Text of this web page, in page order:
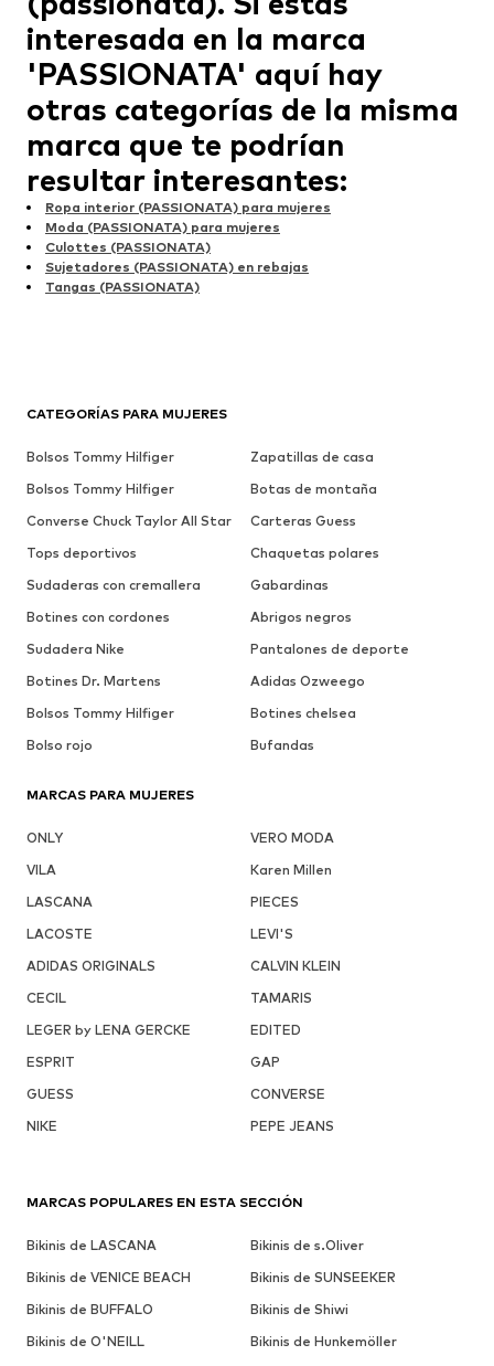
CATEGORÍAS PARA MUJERES
Bolsos Tommy Hilfiger
Zapatillas de casa
Bolsos Tommy Hilfiger
Botas de montaña
Converse Chuck Taylor All Star
Carteras Guess
Tops deportivos
Chaquetas polares
Sudaderas con cremallera
Gabardinas
Botines con cordones
Abrigos negros
Sudadera Nike
Pantalones de deporte
Botines Dr. Martens
Adidas Ozweego
Bolsos Tommy Hilfiger
Botines chelsea
Bolso rojo
Bufandas
MARCAS PARA MUJERES
ONLY
VERO MODA
VILA
Karen Millen
LASCANA
PIECES
LACOSTE
LEVI'S
ADIDAS ORIGINALS
CALVIN KLEIN
CECIL
TAMARIS
LEGER by LENA GERCKE
EDITED
ESPRIT
GAP
GUESS
CONVERSE
NIKE
PEPE JEANS
interesada en la marca
'PASSIONATA' aquí hay
otras categorías de la misma
marca que te podrían
resultar interesantes:
Ropa interior (PASSIONATA) para mujeres
Moda (PASSIONATA) para mujeres
Culottes (PASSIONATA)
Sujetadores (PASSIONATA) en rebajas
Tangas (PASSIONATA)
MARCAS POPULARES EN ESTA SECCIÓN
Bikinis de LASCANA
Bikinis de s.Oliver
Bikinis de VENICE BEACH
Bikinis de SUNSEEKER
Bikinis de BUFFALO
Bikinis de Shiwi
Bikinis de O'NEILL
Bikinis de Hunkemöller